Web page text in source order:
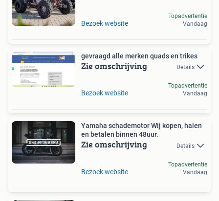
Bezoek website
Topadvertentie
Vandaag
gevraagd alle merken quads en trikes
Zie omschrijving Details
Bezoek website
Topadvertentie
Vandaag
Yamaha schademotor Wij kopen, halen
en betalen binnen 48uur.
Zie omschrijving Details
Bezoek website
Topadvertentie
Vandaag